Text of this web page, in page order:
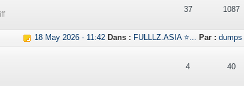
37 1087
18 May 2026 - 11:42 Dans : FULLLZ.ASIA ⭐... Par : dumps
4 40